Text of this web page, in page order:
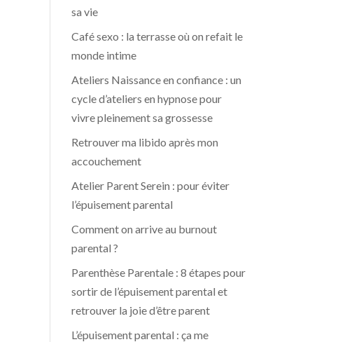
sa vie
Café sexo : la terrasse où on refait le
monde intime
Ateliers Naissance en confiance : un
cycle d’ateliers en hypnose pour
vivre pleinement sa grossesse
Retrouver ma libido après mon
accouchement
Atelier Parent Serein : pour éviter
l’épuisement parental
Comment on arrive au burnout
parental ?
Parenthèse Parentale : 8 étapes pour
sortir de l’épuisement parental et
retrouver la joie d’être parent
L’épuisement parental : ça me